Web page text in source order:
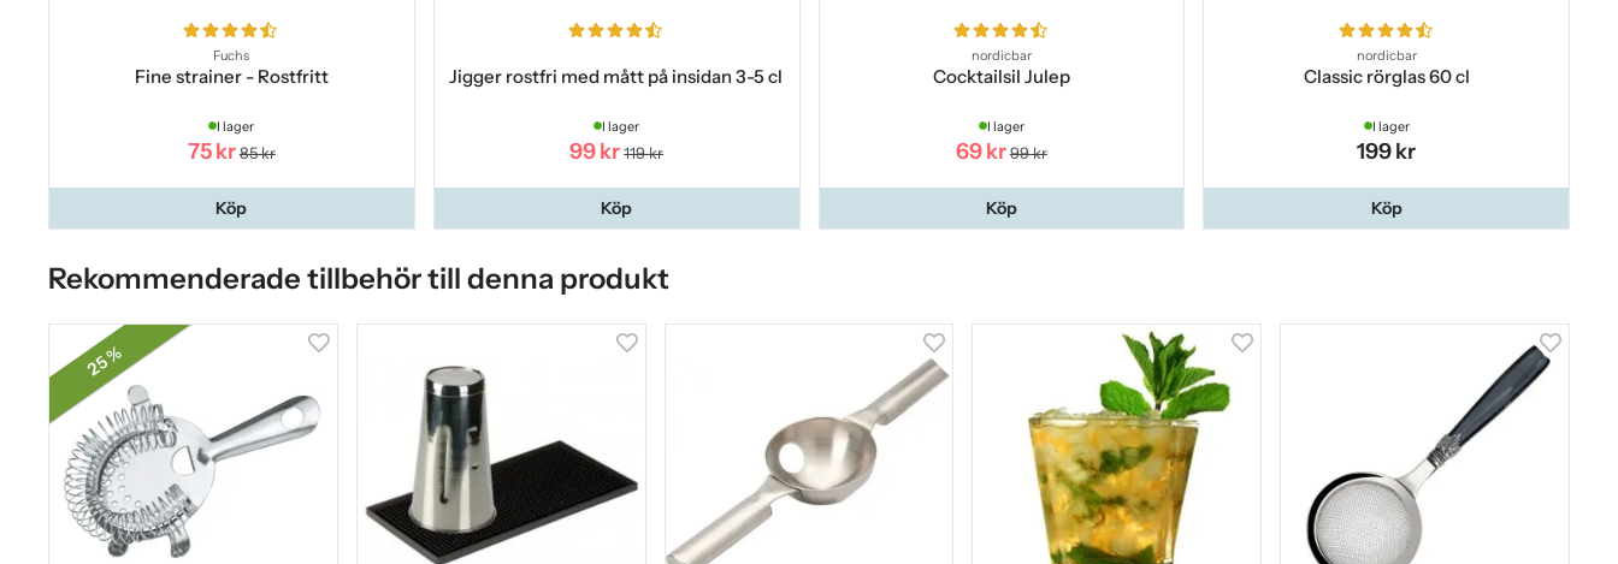
Fuchs
Fine strainer - Rostfritt
I lager
75 kr 85 kr
Köp
Jigger rostfri med mått på insidan 3-5 cl
I lager
99 kr 119 kr
Köp
nordicbar
Cocktailsil Julep
I lager
69 kr 99 kr
Köp
nordicbar
Classic rörglas 60 cl
I lager
199 kr
Köp
Rekommenderade tillbehör till denna produkt
25 %